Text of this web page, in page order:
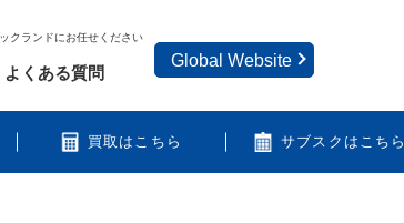
クランドにお任せください
買取はこちら サブスクはこちら
よくある質問
Global Website